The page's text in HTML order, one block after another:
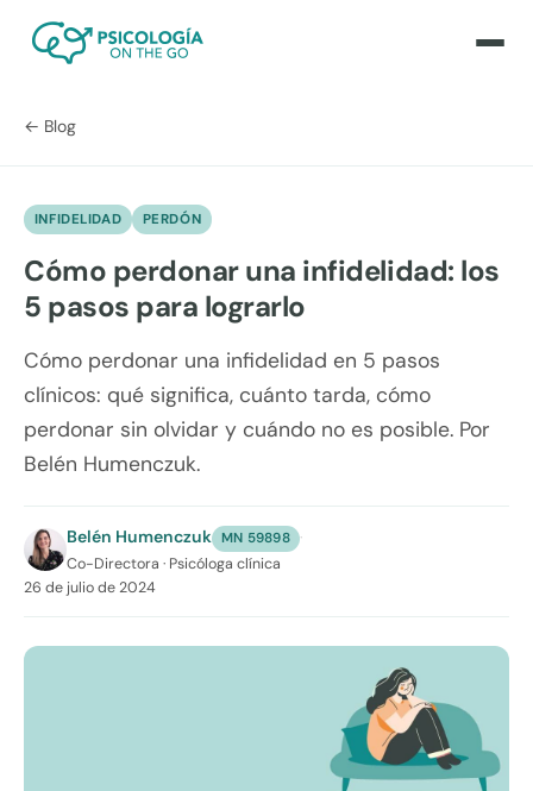
← Blog
INFIDELIDAD PERDÓN
Cómo perdonar una infidelidad: los
5 pasos para lograrlo
Cómo perdonar una infidelidad en 5 pasos
clínicos: qué significa, cuánto tarda, cómo
perdonar sin olvidar y cuándo no es posible. Por
Belén Humenczuk.
Belén Humenczuk MN 59898 ·
Co-Directora · Psicóloga clínica
26 de julio de 2024